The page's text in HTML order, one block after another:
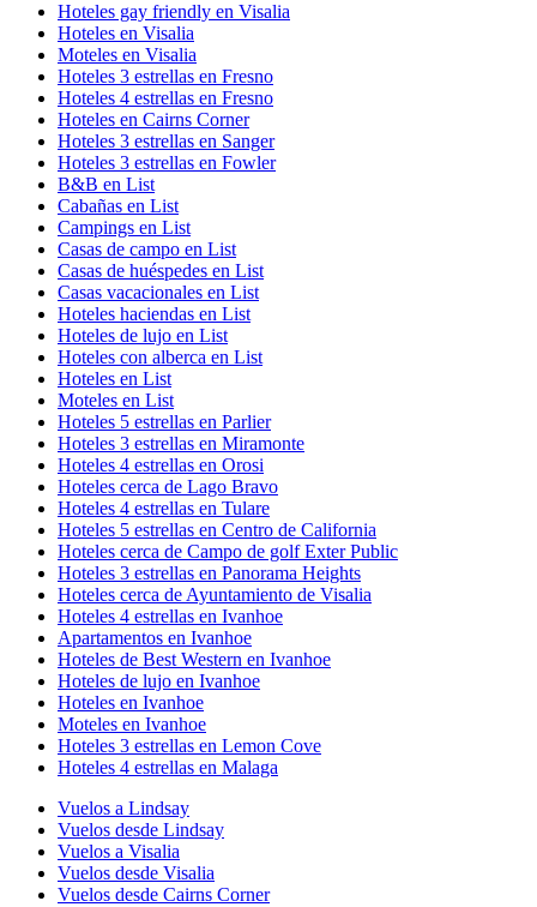
Hoteles gay friendly en Visalia
Hoteles en Visalia
Moteles en Visalia
Hoteles 3 estrellas en Fresno
Hoteles 4 estrellas en Fresno
Hoteles en Cairns Corner
Hoteles 3 estrellas en Sanger
Hoteles 3 estrellas en Fowler
B&B en List
Cabañas en List
Campings en List
Casas de campo en List
Casas de huéspedes en List
Casas vacacionales en List
Hoteles haciendas en List
Hoteles de lujo en List
Hoteles con alberca en List
Hoteles en List
Moteles en List
Hoteles 5 estrellas en Parlier
Hoteles 3 estrellas en Miramonte
Hoteles 4 estrellas en Orosi
Hoteles cerca de Lago Bravo
Hoteles 4 estrellas en Tulare
Hoteles 5 estrellas en Centro de California
Hoteles cerca de Campo de golf Exter Public
Hoteles 3 estrellas en Panorama Heights
Hoteles cerca de Ayuntamiento de Visalia
Hoteles 4 estrellas en Ivanhoe
Apartamentos en Ivanhoe
Hoteles de Best Western en Ivanhoe
Hoteles de lujo en Ivanhoe
Hoteles en Ivanhoe
Moteles en Ivanhoe
Hoteles 3 estrellas en Lemon Cove
Hoteles 4 estrellas en Malaga
Vuelos a Lindsay
Vuelos desde Lindsay
Vuelos a Visalia
Vuelos desde Visalia
Vuelos desde Cairns Corner